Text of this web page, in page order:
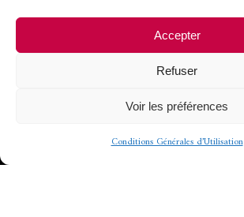
Accepter
Refuser
Voir les préférences
Conditions Générales d’Utilisation
Fermeture les
mercredi soir et dimanche soir